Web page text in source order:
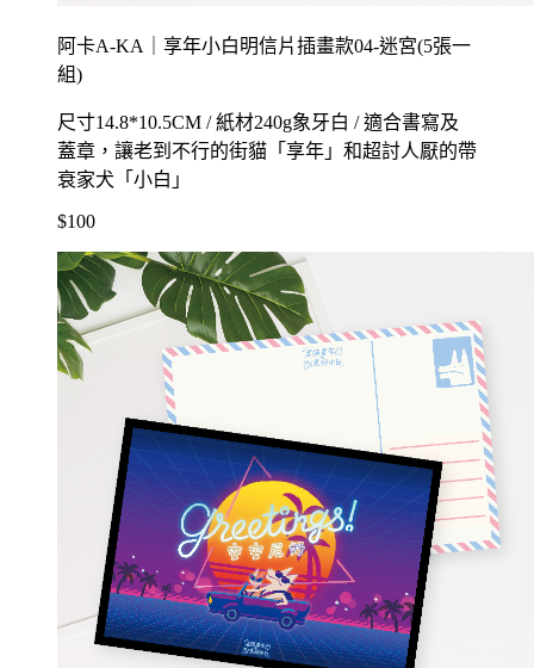
阿卡A-KA｜享年小白明信片插畫款04-迷宮(5張一
組)
尺寸14.8*10.5CM / 紙材240g象牙白 / 適合書寫及
蓋章，讓老到不行的街貓「享年」和超討人厭的帶
衰家犬「小白」
$100